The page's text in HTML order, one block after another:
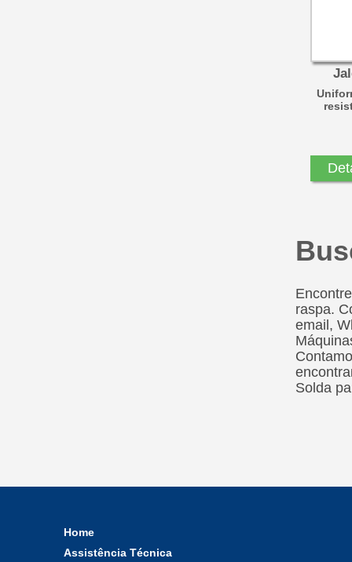
raspa.
email,
Solda
Home
Assistência Técnica